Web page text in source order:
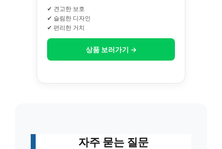
✔ 견고한 보호
✔ 슬림한 디자인
✔ 편리한 거치
상품 보러가기 →
자주 묻는 질문